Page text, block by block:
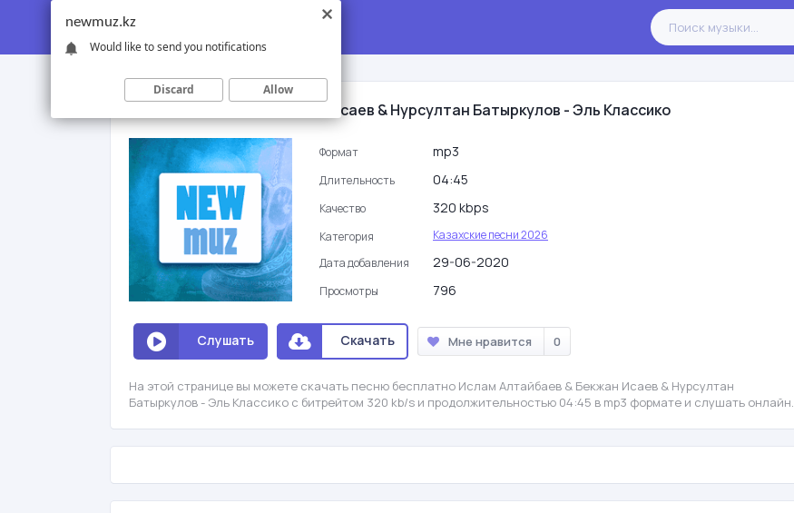
Ислам Алтайбаев & Бекжан Исаев & Нурсултан Батыркулов - Эль Классико
Формат mp3
Длительность 04:45
Качество 320 kbps
Категория
Казахские песни 2026
Дата добавления
29-06-2020
Просмотры 796
Слушать Скачать Мне нравится 0
На этой странице вы можете скачать песню бесплатно Ислам Алтайбаев & Бекжан Исаев & Нурсултан
Батыркулов - Эль Классико с битрейтом 320 kb/s и продолжительностью 04:45 в mp3 формате и слушать онлайн.
newmuz.kz
Would like to send you notifications
Discard Allow